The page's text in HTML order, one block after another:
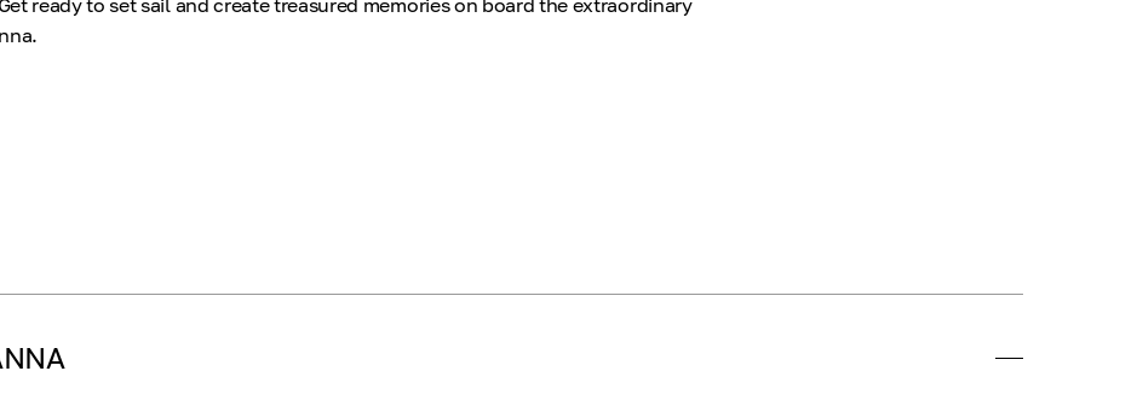
ready to set sail and create treasured memories on board the extraordinary